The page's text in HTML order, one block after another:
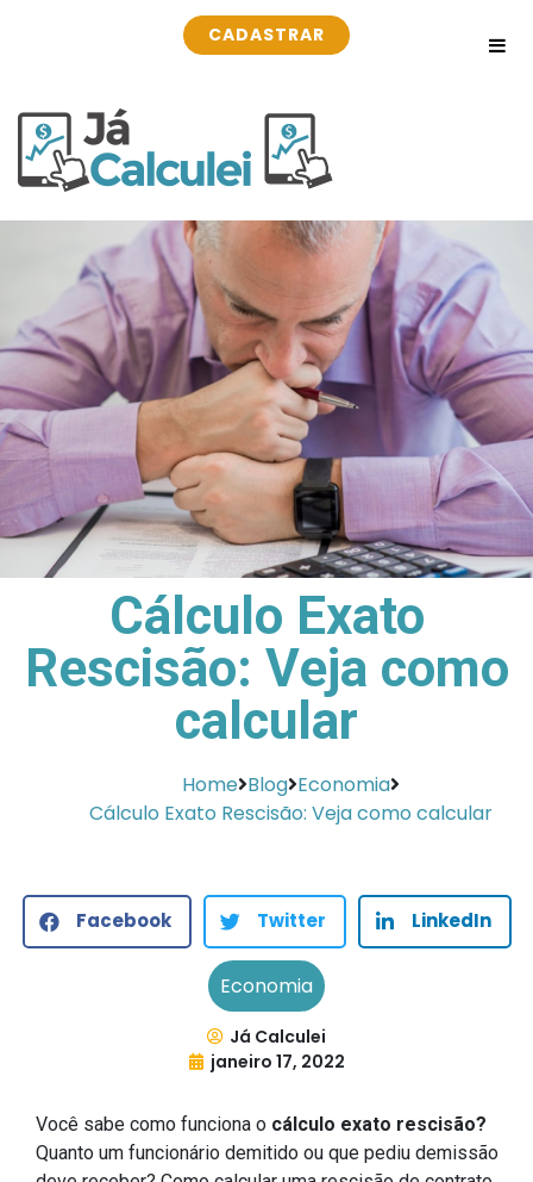
CADASTRAR
Cálculo Exato
Rescisão: Veja como
calcular
Home Blog Economia
Cálculo Exato Rescisão: Veja como calcular
Facebook Twitter LinkedIn
Economia
Já Calculei
janeiro 17, 2022
Você sabe como funciona o cálculo exato rescisão?
Quanto um funcionário demitido ou que pediu demissão